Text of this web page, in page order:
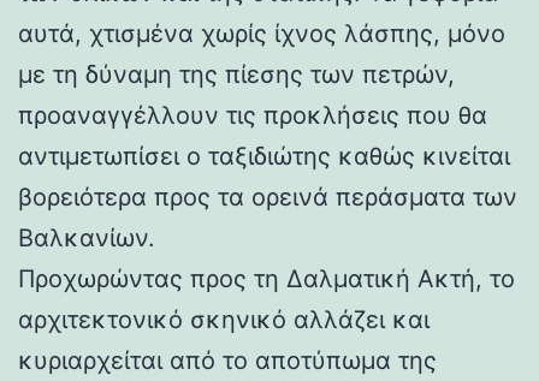
αυτά, χτισμένα χωρίς ίχνος λάσπης, μόνο
με τη δύναμη της πίεσης των πετρών,
προαναγγέλλουν τις προκλήσεις που θα
αντιμετωπίσει ο ταξιδιώτης καθώς κινείται
βορειότερα προς τα ορεινά περάσματα των
Βαλκανίων.
Προχωρώντας προς τη Δαλματική Ακτή, το
αρχιτεκτονικό σκηνικό αλλάζει και
κυριαρχείται από το αποτύπωμα της